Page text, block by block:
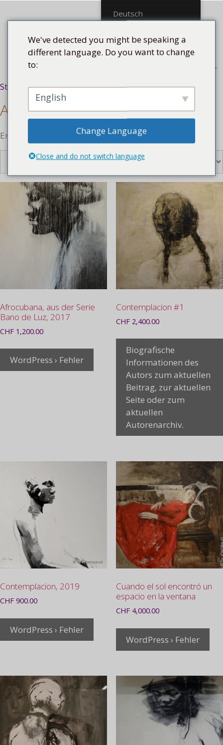
Menü
Startseite/Künstler/ Alfredo Mendoza Bullain
Alfredo Mendoza Bullain
Ergebnisse 1 – 16 von 68 werden angezeigt
Afrocubana, aus der Serie
Bano de Luz, 2017
CHF 1,200.00
WordPress › Fehler
Contemplacion #1
CHF2,400.00
Biografische
Informationen des
Autors zum aktuellen
Beitrag, zur aktuellen
Seite oder zum
aktuellen
Autorenarchiv.
Contemplacion, 2019
CHF 900.00
WordPress › Fehler
Cuando el sol encontró un
espacio en la ventana
CHF4,000.00
WordPress › Fehler
Deutsch
We've detected you might be speaking a
different language. Do you want to change
to:
English
Change Language
Close and do not switch language